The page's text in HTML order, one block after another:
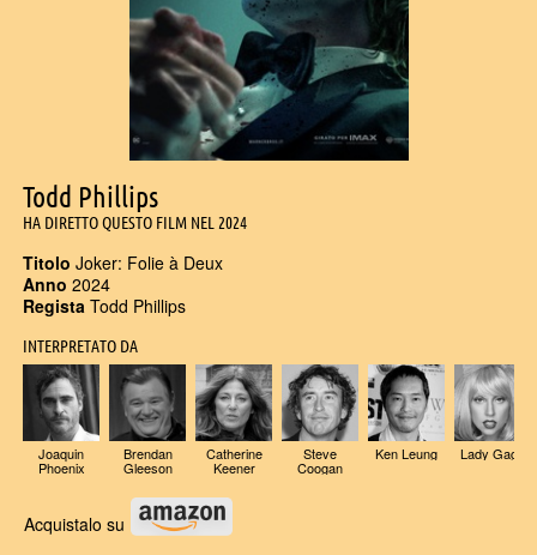
Todd Phillips
HA DIRETTO QUESTO FILM NEL 2024
Titolo Joker: Folie à Deux
Anno 2024
Regista Todd Phillips
INTERPRETATO DA
Joaquin
Phoenix
Brendan
Gleeson
Catherine
Keener
Steve
Coogan
Ken Leung Lady Gaga
Acquistalo su